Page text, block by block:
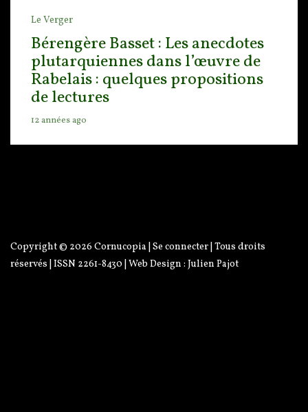
Le Verger
Bérengère Basset : Les anecdotes
plutarquiennes dans l’œuvre de
Rabelais : quelques propositions
de lectures
12 années ago
Copyright © 2026 Cornucopia Se connecter | Tous droits
réservés | ISSN 2261-8430 | Web Design : Julien Pajot